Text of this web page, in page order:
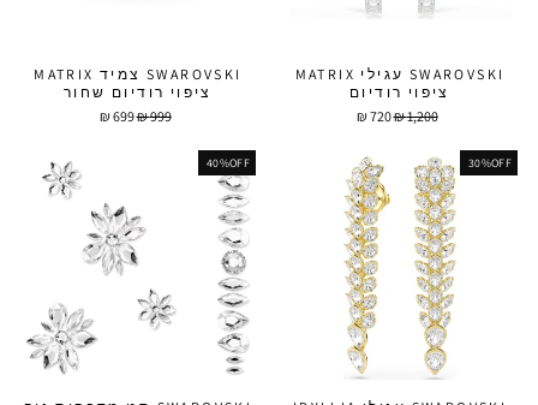
SWAROVSKI עגילי MATRIX
ציפוי רודיום
מחיר
1,200 ₪
מחיר
720 ₪
SWAROVSKI צמיד MATRIX
ציפוי רודיום שחור
מחיר
999 ₪
מחיר
699 ₪
30%OFF
40%OFF